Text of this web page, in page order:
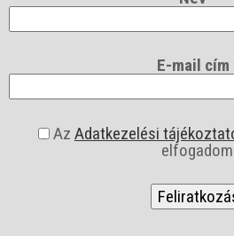
E-mail cím
Az Adatkezelési